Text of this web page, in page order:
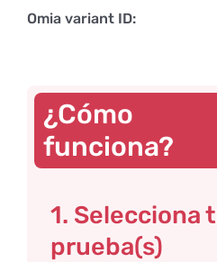
Omia variant ID:
¿Cómo
funciona?
1. Selecciona
prueba(s)